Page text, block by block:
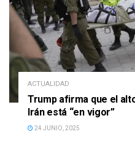
ACTUALIDAD
Trump afirma que el
Irán está “en vigor”
24 JUNIO, 2025